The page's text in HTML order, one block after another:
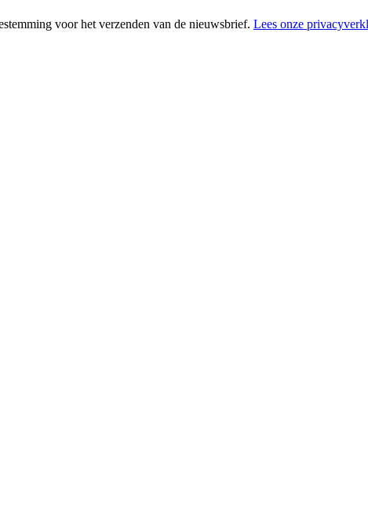
voor het verzenden van de nieuwsbrief. Lees onze